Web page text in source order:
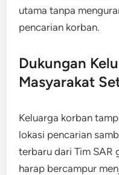
utama tanpa
pencarian korban.
Dukungan
Masyarakat
Keluarga korban
lokasi pencarian
terbaru dari Tim SAR
harap bercampur